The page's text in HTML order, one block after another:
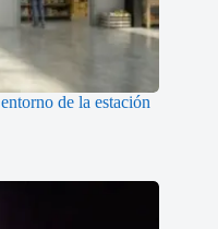
de la estación